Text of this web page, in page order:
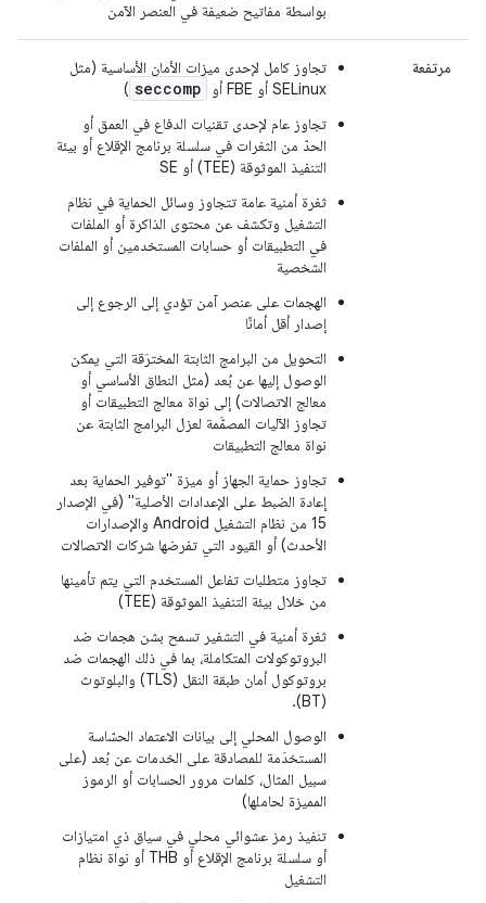
بواسطة مفاتيح ضعيفة في العنصر الآمن
مرتفعة
تجاوز كامل لإحدى ميزات الأمان الأساسية (مثل
SELinux أو FBE أو
seccomp
)
تجاوز عام لإحدى تقنيات الدفاع في العمق أو
الحدّ من الثغرات في سلسلة برنامج الإقلاع أو بيئة
التنفيذ الموثوقة (TEE) أو SE
ثغرة أمنية عامة تتجاوز وسائل الحماية في نظام
التشغيل وتكشف عن محتوى الذاكرة أو الملفات
في التطبيقات أو حسابات المستخدمين أو الملفات
الشخصية
الهجمات على عنصر آمن تؤدي إلى الرجوع إلى
إصدار أقل أمانًا
التحويل من البرامج الثابتة المخترَقة التي يمكن
الوصول إليها عن بُعد (مثل النطاق الأساسي أو
معالج الاتصالات) إلى نواة معالج التطبيقات أو
تجاوز الآليات المصمَّمة لعزل البرامج الثابتة عن
نواة معالج التطبيقات
تجاوز حماية الجهاز أو ميزة "توفير الحماية بعد
إعادة الضبط على الإعدادات الأصلية" (في الإصدار
15 من نظام التشغيل Android والإصدارات
الأحدث) أو القيود التي تفرضها شركات الاتصالات
تجاوز متطلبات تفاعل المستخدم التي يتم تأمينها
من خلال بيئة التنفيذ الموثوقة (TEE)
ثغرة أمنية في التشفير تسمح بشن هجمات ضد
البروتوكولات المتكاملة، بما في ذلك الهجمات ضد
بروتوكول أمان طبقة النقل (TLS) والبلوتوث
(BT).
الوصول المحلي إلى بيانات الاعتماد الحسّاسة
المستخدَمة للمصادقة على الخدمات عن بُعد (على
سبيل المثال، كلمات مرور الحسابات أو الرموز
المميزة لحاملها)
تنفيذ رمز عشوائي محلي في سياق ذي امتيازات
أو سلسلة برنامج الإقلاع أو THB أو نواة نظام
التشغيل